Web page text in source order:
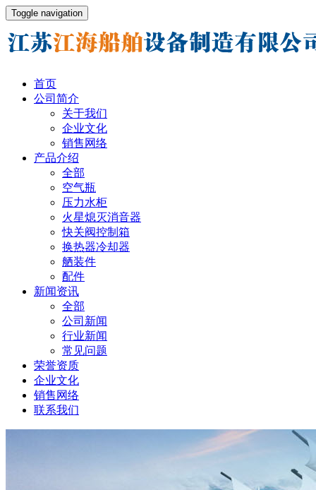
Toggle navigation
首页
公司简介
关于我们
企业文化
销售网络
产品介绍
全部
空气瓶
压力水柜
火星熄灭消音器
快关阀控制箱
换热器冷却器
舾装件
配件
新闻资讯
全部
公司新闻
行业新闻
常见问题
荣誉资质
企业文化
销售网络
联系我们